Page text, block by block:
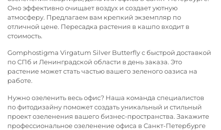
Оно эффективно очищает воздух и создает уютную
атмосферу. Предлагаем вам крепкий экземпляр по
отличной цене. Пересадка растения в кашпо входит в
стоимость.
Gomphostigma Virgatum Silver Butterfly с быстрой доставкой
по СПб и Ленинградской области в день заказа. Это
растение может стать частью вашего зеленого оазиса на
работе.
Нужно озеленить весь офис? Наша команда специалистов
по фитодизайну поможет создать уникальный и стильный
проект озеленения вашего бизнес-пространства. Закажите
профессиональноеозеленение офиса в Санкт-Петербурге